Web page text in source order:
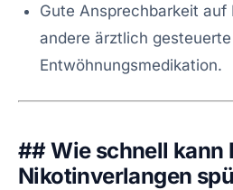
Gute Ansprechbarkeit
andere ärztlich gesteuerte
Entwöhnungsmedikation.
## Wie schnell kann
Nikotinverlangen